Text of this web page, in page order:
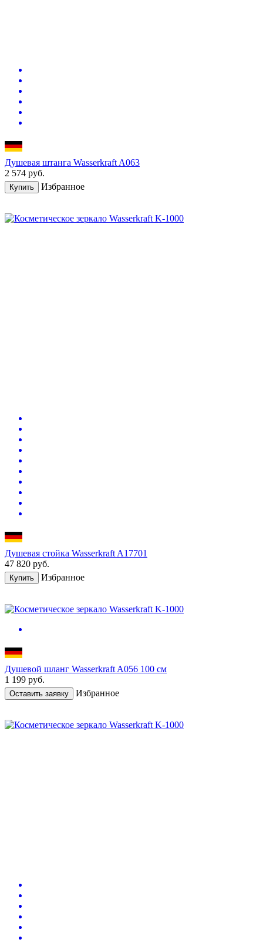
Душевая штанга Wasserkraft A063
2 574 руб.
Купить Избранное
Душевая стойка Wasserkraft A17701
47 820 руб.
Купить Избранное
Душевой шланг Wasserkraft A056 100 см
1 199 руб.
Оставить заявку Избранное